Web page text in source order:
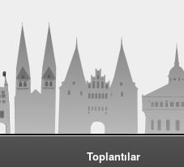
Toplantılar